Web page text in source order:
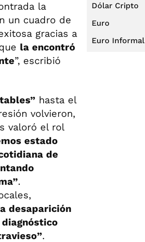
la
un cuadro de
gracias a
la encontró
”, escribió
hasta el
volvieron,
valoró el rol
estado
de
.
desaparición
.
Dólar Cripto
Euro
Euro Informal